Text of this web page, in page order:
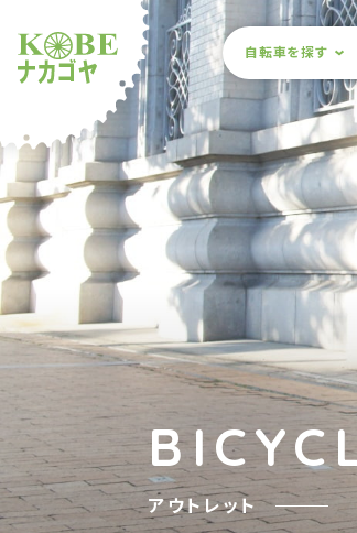
ショップナカゴヤ
サイト内メ
本文までスキップ
自転車を探す
アウトレット